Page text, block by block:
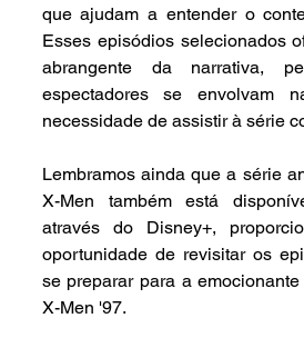
que ajudam a entender o
Esses episódios selecionados
abrangente da narrativa,
espectadores se envolvam
necessidade de assistir à série
Lembramos ainda que a série
X-Men também está
através do Disney+,
oportunidade de revisitar os
se preparar para a
X-Men '97.